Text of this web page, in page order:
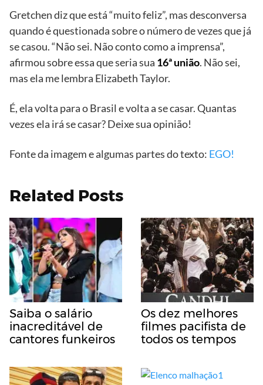
Gretchen diz que está “muito feliz”, mas desconversa
quando é questionada sobre o número de vezes que já
se casou. “Não sei. Não conto como a imprensa”,
afirmou sobre essa que seria sua 16ª união. Não sei,
mas ela me lembra Elizabeth Taylor.
É, ela volta para o Brasil e volta a se casar. Quantas
vezes ela irá se casar? Deixe sua opinião!
Fonte da imagem e algumas partes do texto: EGO!
Related Posts
Saiba o salário
inacreditável de
cantores funkeiros
Os dez melhores
filmes pacifista de
todos os tempos